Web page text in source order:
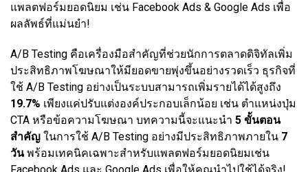
แพลตฟอร์มยอดนิยม เช่น Facebook Ads & Google Ads เพื่อ
ผลลัพธ์ที่แม่นยำ!
A/B Testing คือเครื่องมือสำคัญที่ช่วยนักการตลาดดิจิทัลเพิ่ม
ประสิทธิภาพโฆษณาให้มียอดขายพุ่งขึ้นอย่างรวดเร็ว ธุรกิจที่
ใช้ A/B Testing อย่างเป็นระบบสามารถเพิ่มรายได้ได้สูงถึง
19.7% เพียงแค่ปรับแต่งองค์ประกอบเล็กน้อย เช่น ตำแหน่งปุ่ม
CTA หรือข้อความโฆษณา บทความนี้จะแนะนำ 5 ขั้นตอน
สำคัญ ในการใช้ A/B Testing อย่างมีประสิทธิภาพภายใน 7
วันพร้อมเทคนิคเฉพาะสำหรับแพลตฟอร์มยอดนิยมเช่น